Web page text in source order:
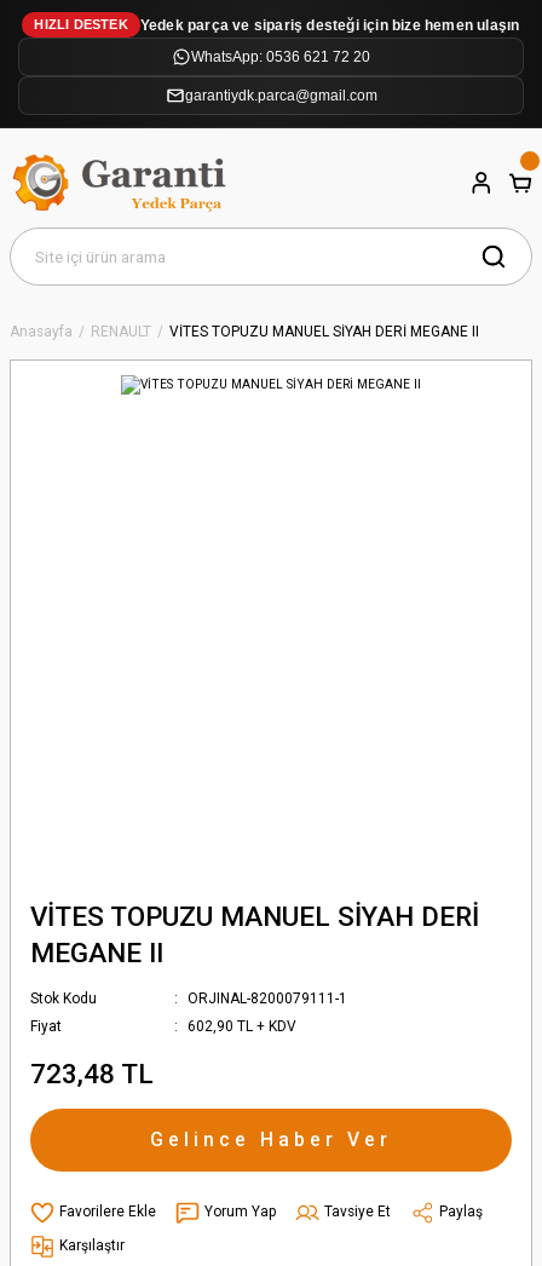
HIZLI DESTEK
Yedek parça ve sipariş desteği için bize hemen ulaşın
WhatsApp: 0536 621 72 20
garantiydk.parca@gmail.com
Anasayfa RENAULT VİTES TOPUZU MANUEL SİYAH DERİ MEGANE II
VİTES TOPUZU MANUEL SİYAH DERİ
MEGANE II
Stok Kodu
ORJINAL-8200079111-1
Fiyat
602,90 TL + KDV
723,48 TL
Gelince Haber Ver
Yorum Yap Tavsiye Et
Paylaş
Karşılaştır